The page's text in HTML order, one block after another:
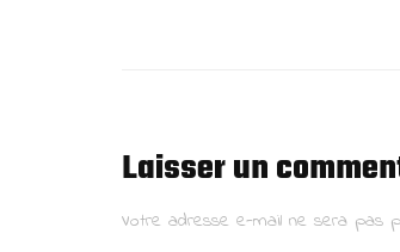
Laisser un
Votre adresse e-mail ne sera pas